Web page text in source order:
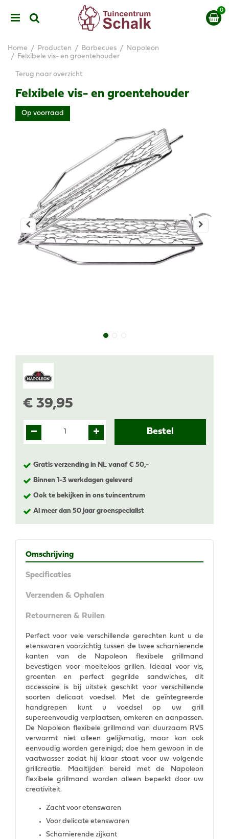
Home Producten Barbecues
Napoleon
Felxibele vis- en groentehouder
Terug naar overzicht
Felxibele vis- en groentehouder
Op voorraad
€ 39,95
Gratis verzending in NL vanaf € 50,-
Binnen 1-3 werkdagen geleverd
Ook te bekijken in ons tuincentrum
Al meer dan 50 jaar groenspecialist
Omschrijving
Specificaties
Verzenden & Ophalen
Retourneren & Ruilen
Perfect voor vele verschillende gerechten kunt u de
etenswaren voorzichtig tussen de twee scharnierende
kanten van de Napoleon flexibele grillmand
bevestigen voor moeiteloos grillen. Ideaal voor vis,
groenten en perfect gegrilde sandwiches, dit
accessoire is bij uitstek geschikt voor verschillende
soorten delicaat voedsel. Met de geïntegreerde
handgrepen kunt u voedsel op uw grill
supereenvoudig verplaatsen, omkeren en aanpassen.
De Napoleon flexibele grillmand van duurzaam RVS
verwarmt niet alleen gelijkmatig, maar kan ook
eenvoudig worden gereinigd; doe hem gewoon in de
vaatwasser zodat hij klaar staat voor uw volgende
grillcreatie. Maaltijden bereid met de Napoleon
flexibele grillmand worden alleen beperkt door uw
creativiteit.
Zacht voor etenswaren
Voor delicate etenswaren
Scharnierende zijkant